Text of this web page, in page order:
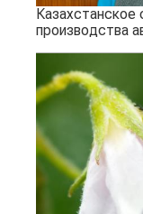
Казахстанское
производства